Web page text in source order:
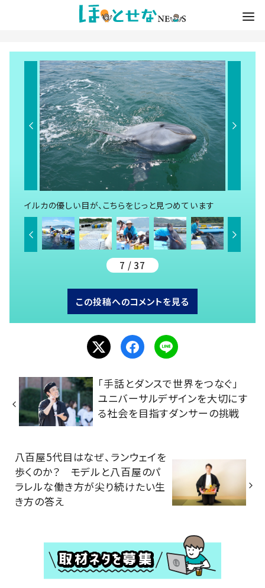
イルカの優しい目が、こちらをじっと見つめています
7 / 37
この投稿へのコメントを見る
「手話とダンスで世界をつなぐ」
ユニバーサルデザインを大切にす
る社会を目指すダンサーの挑戦
八百屋5代目はなぜ、ランウェイを
歩くのか？ モデルと八百屋のパ
ラレルな働き方が尖り続けたい生
き方の答え